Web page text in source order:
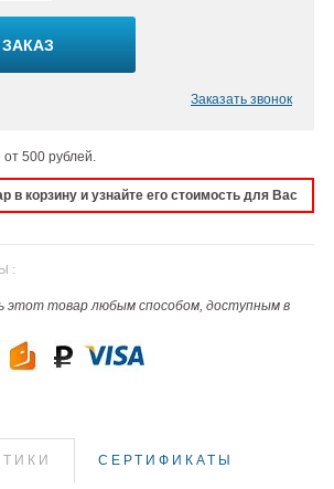
Заказать звонок
500 рублей.
в корзину и узнайте его стоимость для Вас
товар любым способом, доступным в
СЕРТИФИКАТЫ